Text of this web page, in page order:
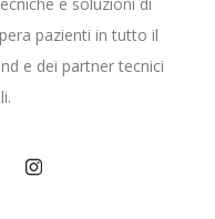
pazienti in tutto il
e dei partner tecnici